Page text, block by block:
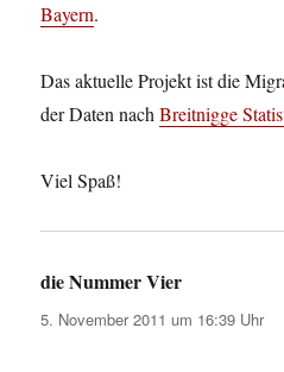
Bayern.
Das aktuelle Projekt ist die
der Daten nachBreitnigge
Viel Spaß!
die Nummer Vier
5. November 2011 um 16:39 Uhr